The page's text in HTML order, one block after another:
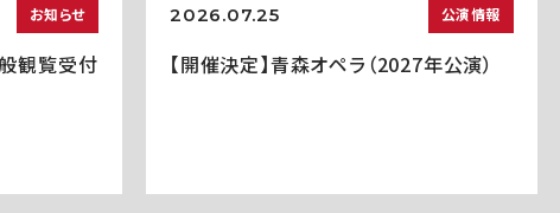
お知らせ
般観覧受付
2026.07.25 公演情報
【開催決定】青森オペラ（2027年公演）